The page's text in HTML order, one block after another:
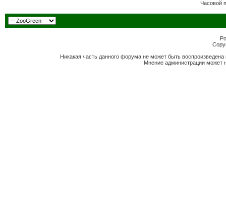
Часовой
Никакая часть данного форума не может быть
Мнение администрации может